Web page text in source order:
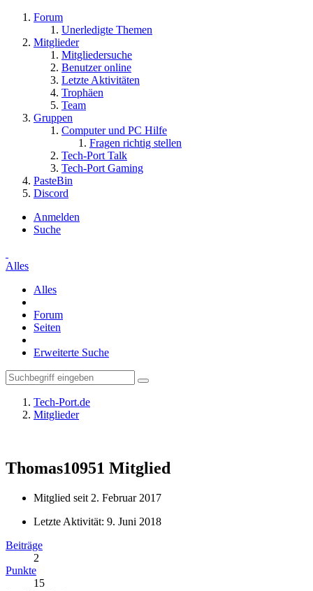
Forum
Unerledigte Themen
Mitglieder
Mitgliedersuche
Benutzer online
Letzte Aktivitäten
Trophäen
Team
Gruppen
Computer und PC Hilfe
Fragen richtig stellen
Tech-Port Talk
Tech-Port Gaming
PasteBin
Discord
Anmelden
Suche
Alles
Alles
Forum
Seiten
Erweiterte Suche
Tech-Port.de
Mitglieder
Thomas10951 Mitglied
Mitglied seit 2. Februar 2017
Letzte Aktivität: 9. Juni 2018
Beiträge
2
Punkte
15